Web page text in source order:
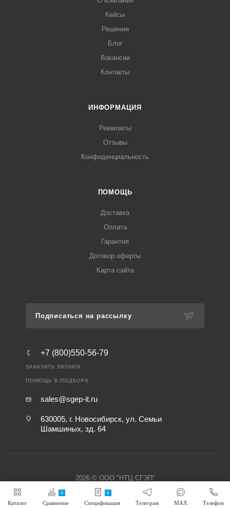
Кейсы
Решения
Блог
Вакансии
Контакты
ИНФОРМАЦИЯ
Реквизиты
Отзывы
Конфиденциальность
ПОМОЩЬ
Доставка
Оплата
Гарантия
Договор оферты
Карта сайта
Подписаться на рассылку
+7 (800)550-56-79
ЗАКАЗАТЬ ЗВОНОК
ПОМОЩЬ В ПОДБОРЕ
sales@sgep-it.ru
630005, г. Новосибирск, ул. Семьи
Шамшиных, зд. 64
2026 © ООО "НТЦ СГЭП"
Каталог
0
Сравнение
0
Спецификация Телеграм MAX Телефон